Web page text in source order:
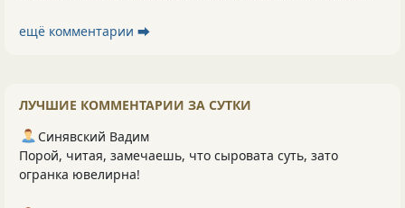
ещё комментарии ⮕
ЛУЧШИЕ КОММЕНТАРИИ ЗА СУТКИ
Синявский Вадим
Порой, читая, замечаешь, что сыровата суть, зато
огранка ювелирна!